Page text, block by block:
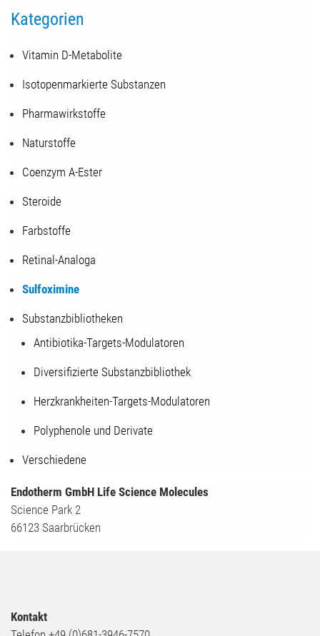
Kategorien
Vitamin D-Metabolite
Isotopenmarkierte Substanzen
Pharmawirkstoffe
Naturstoffe
Coenzym A-Ester
Steroide
Farbstoffe
Retinal-Analoga
Sulfoximine
Substanzbibliotheken
Antibiotika-Targets-Modulatoren
Diversifizierte Substanzbibliothek
Herzkrankheiten-Targets-Modulatoren
Polyphenole und Derivate
Verschiedene
Endotherm GmbH Life Science Molecules
Science Park 2
66123 Saarbrücken
Kontakt